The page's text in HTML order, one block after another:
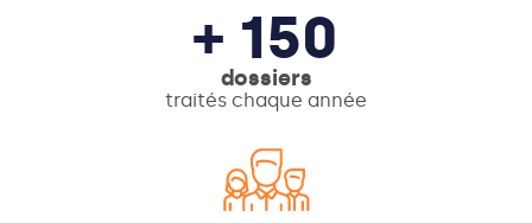
+ 150
dossiers
traités chaque année